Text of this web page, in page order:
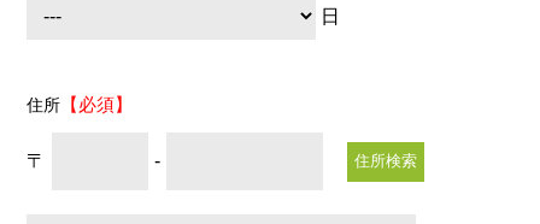
日
住所 【必須】
〒 - 住所検索